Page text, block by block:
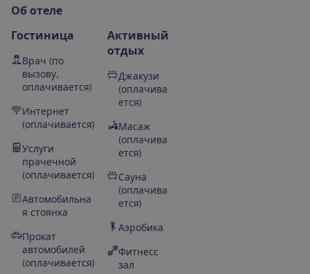
Об отеле
Гостиница
Врач (по
вызову,
оплачивается)
Интернет
(оплачивается)
Услуги
прачечной
(оплачивается)
Автомобильна
я стоянка
Прокат
автомобилей
(оплачивается)
Активный
отдых
Джакузи
(оплачива
ется)
Масаж
(оплачива
ется)
Сауна
(оплачива
ется)
Аэробика
Фитнесс
зал